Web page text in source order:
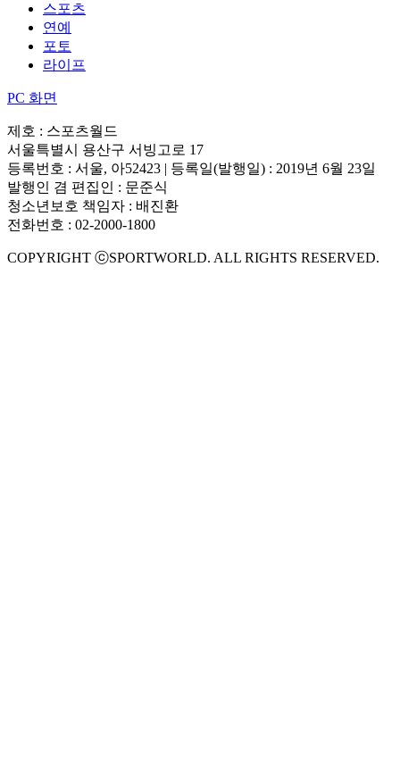
스포츠
연예
포토
라이프
PC 화면
제호 : 스포츠월드
서울특별시 용산구 서빙고로 17
등록번호 : 서울, 아52423 | 등록일(발행일) : 2019년 6월 23일
발행인 겸 편집인 : 문준식
청소년보호 책임자 : 배진환
전화번호 : 02-2000-1800
COPYRIGHT ⓒSPORTWORLD. ALL RIGHTS RESERVED.